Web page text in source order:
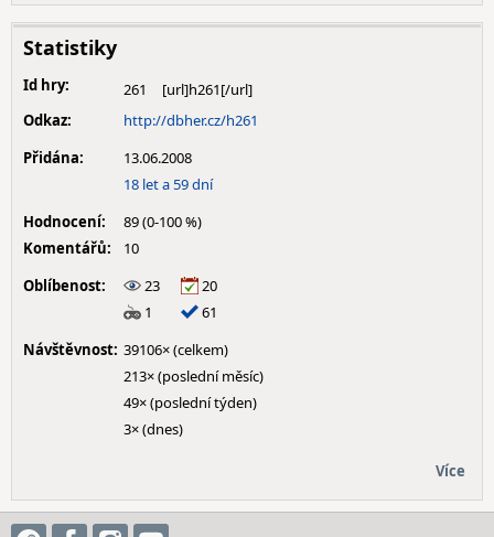
Statistiky
Id hry:
261
Odkaz:
http://dbher.cz/h261
Přidána:
13.06.2008
18 let a 59 dní
Hodnocení:
89 (0-100 %)
Komentářů:
10
Oblíbenost:
23
20
1
61
Návštěvnost: 39106× (celkem)
213× (poslední měsíc)
49× (poslední týden)
3× (dnes)
Více